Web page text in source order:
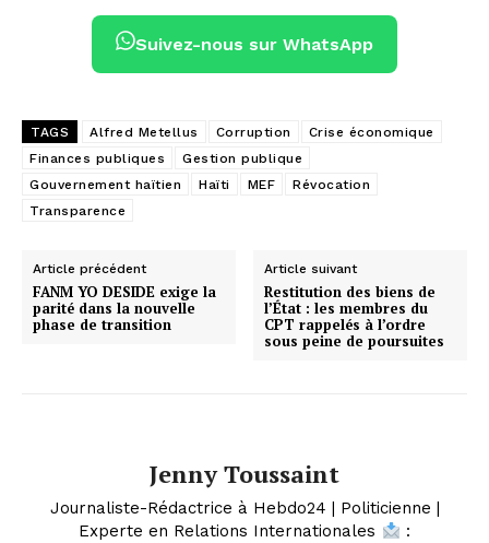
Suivez-nous sur WhatsApp
TAGS Alfred Metellus Corruption
Crise économique
Finances publiques
Gestion publique
Gouvernement haïtien
Haïti MEF
Révocation
Transparence
Article précédent
FANM YO DESIDE exige la
parité dans la nouvelle
phase de transition
Article suivant
Restitution des biens de
l’État : les membres du
CPT rappelés à l’ordre
sous peine de poursuites
Jenny Toussaint
Journaliste-Rédactrice à Hebdo24 | Politicienne |
Experte en Relations Internationales
: